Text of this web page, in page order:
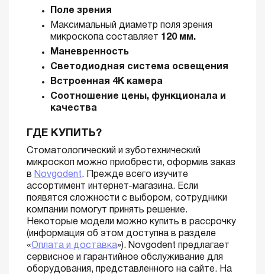
Поле зрения
Максимальный диаметр поля зрения
микроскопа составляет 120 мм.
Маневренность
Светодиодная система освещения
Встроенная 4К камера
Соотношение цены, функционала и
качества
ГДЕ КУПИТЬ?
Стоматологический и зуботехнический
микроскоп можно приобрести, оформив заказ
в Novgodent. Прежде всего изучите
ассортимент интернет-магазина. Если
появятся сложности с выбором, сотрудники
компании помогут принять решение.
Некоторые модели можно купить в рассрочку
(информация об этом доступна в разделе
«Оплата и доставка»). Novgodent предлагает
сервисное и гарантийное обслуживание для
оборудования, представленного на сайте. На